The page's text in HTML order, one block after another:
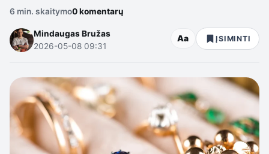
6 min. skaitymo0 komentarų
Mindaugas Bružas
2026-05-08 09:31
Aa ĮSIMINTI